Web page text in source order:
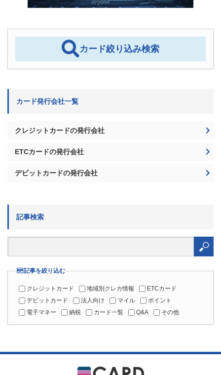
カード絞り込み検索
カード発行会社一覧
クレジットカードの発行会社
ETCカードの発行会社
デビットカードの発行会社
記事検索
検
記事を絞り込む
クレジットカード 地域別クレカ情報
ETCカード
デビットカード
法人向け マイル
ポイント
電子マネー
納税 カード一覧 Q&A その他